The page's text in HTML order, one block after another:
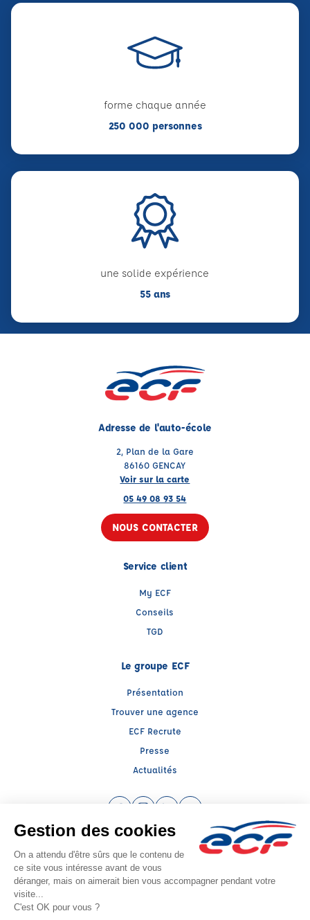
forme chaque année
250 000 personnes
une solide expérience
55 ans
Adresse de l'auto-école
2, Plan de la Gare
86160 GENCAY
Voir sur la carte
05 49 08 93 54
NOUS CONTACTER
Service client
My ECF
Conseils
TGD
Le groupe ECF
Présentation
Trouver une agence
ECF Recrute
Presse
Actualités
Facebook (nouvelle fenêtre)
Instagram (nouvelle fenêtre)
LinkedIn (nouvelle fenêtre)
YouTube (nouvelle
Raison sociale : ECF CER CENTRE ATLANTIQUE - Capital social: 2500000€
SIREN: 312379266 - Numéro de TVA intracommunautaire: FR 52 312379266
Agrément n°E2008600050
Siège social : RN 11 - Rte de la Mothe Les Champs Dorés, LA CRECHE (79260) -